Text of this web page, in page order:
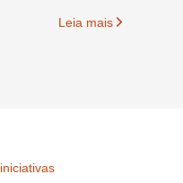
Leia mais
iniciativas